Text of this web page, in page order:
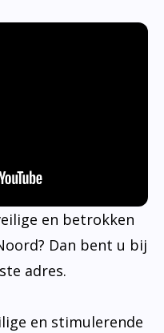
en betrokken
Dan bent u bij
adres.
en stimulerende